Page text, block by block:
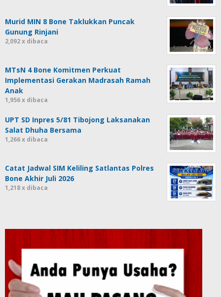
Murid MIN 8 Bone Taklukkan Puncak
Gunung Rinjani
2,092 x dibaca
MTsN 4 Bone Komitmen Perkuat
Implementasi Gerakan Madrasah Ramah
Anak
1,956 x dibaca
UPT SD Inpres 5/81 Tibojong Laksanakan
Salat Dhuha Bersama
1,266 x dibaca
Catat Jadwal SIM Keliling Satlantas Polres
Bone Akhir Juli 2026
1,218 x dibaca